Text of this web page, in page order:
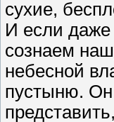
сухие,
И если
сознаем
небесной
пустыню.